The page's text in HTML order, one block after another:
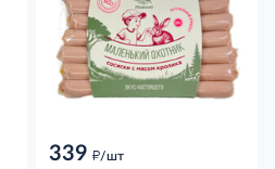
339 д/шт